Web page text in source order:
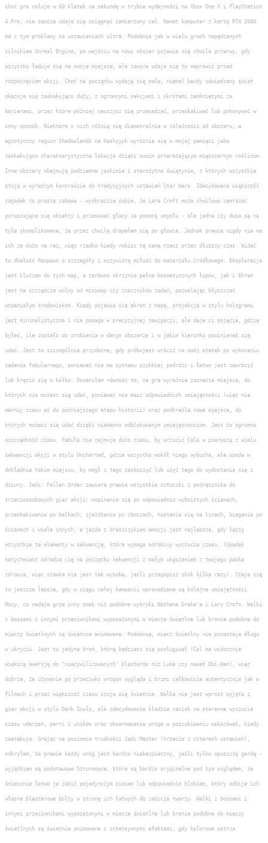
choć gra celuje w 60 klatek na sekundę w trybie wydajności na Xbox One X i PlayStation
4 Pro, nie zawsze udaje się osiągnąć zamierzony cel. Nawet komputer z kartą RTX 2080
ma z tym problemy na ustawieniach ultra. Podobnie jak w wielu grach napędzanych
silnikiem Unreal Engine, po wejściu na nowy obszar pojawia się chwila przerwy, gdy
wszystko ładuje się na swoje miejsce, ale zawsze udaje się to naprawić przed
rozpoczęciem akcji. Choć na początku wydają się małe, niemal każdy odwiedzany świat
okazuje się zaskakująco duży, z ogromnymi sekcjami i skrótami zamkniętymi za
barierami, przez które później nauczysz się przesadzać, przeskakiwać lub pokonywać w
inny sposób. Niektóre z nich różnią się diametralnie w zależności od obszaru, a
egzotyczny region Shadowlands na Kashyyyk wyróżnia się w mojej pamięci jako
zaskakująco charakterystyczna lokacja dzięki swoim przerażającym mięsożernym roślinom.
Inne obszary obejmują podziemne jaskinie i starożytne świątynie, z których wszystkie
stoją w wyraźnym kontraście do tradycyjnych ustawień Star Wars. Zdecydowana większość
zagadek to prosta zabawa - wyobraźcie sobie, że Lara Croft może chwilowo zamrażać
poruszające się obiekty i przesuwać głazy za pomocą umysłu - ale jedna czy dwie są na
tyle skomplikowane, że przez chwilę drapałem się po głowie. Jednak prawie nigdy nie ma
ich za dużo na raz, więc rzadko kiedy robisz tę samą rzecz przez dłuższy czas. Widać
tu dbałość Respawn o szczegóły i oczywistą miłość do materiału źródłowego. Eksploracja
jest kluczem do tych map, a zarówno skrzynie pełne kosmetycznych łupów, jak i Ekran
jest na szczęście wolny od minimap czy znaczników zadań, pozwalając błyszczeć
wspaniałym środowiskom. Kiedy pojawia się ekran z mapą, projekcja w stylu hologramu
jest minimalistyczna i nie pomaga w precyzyjnej nawigacji, ale daje ci pojęcie, gdzie
byłeś, ile zostało do zrobienia w danym obszarze i w jakim kierunku powinieneś się
udać. Jest to szczególnie przydatne, gdy próbujesz wrócić na swój statek po wykonaniu
zadania fabularnego, ponieważ nie ma systemu szybkiej podróży i łatwo jest zawrócić
lub kręcić się w kółko. Doceniłem również to, że gra wyraźnie zaznacza miejsca, do
których nie możesz się udać, ponieważ nie masz odpowiednich umiejętności (więc nie
marnuj czasu aż do późniejszego etapu historii) oraz podkreśla nowe miejsca, do
których możesz się udać dzięki niedawno odblokowanym umiejętnościom. Jest to ogromna
oszczędność czasu. Fabuła nie zajmuje dużo czasu, by wrzucić Cala w pierwszą z wielu
sekwencji akcji w stylu Uncharted, gdzie wszystko wokół niego wybucha, ale spada w
dokładnie takim miejscu, by mógł z tego zeskoczyć lub użyć tego do wydostania się z
dziury. Jedi: Fallen Order zawiera prawie wszystkie sztuczki z podręcznika do
trzecioosobowych gier akcji: wspinanie się po odpowiednio wyboistych ścianach,
przeskakiwanie po belkach, zjeżdżanie po zboczach, huśtanie się na linach, bieganie po
ścianach i wiele innych, a jazda z dreszczykiem emocji jest najlepsza, gdy łączy
wszystkie te elementy w sekwencję, która wymaga odrobiny wyczucia czasu. (Upadek
natychmiast odradza cię na początku sekwencji z małym ukąszeniem z twojego paska
zdrowia, więc stawka nie jest tak wysoka, jeśli przegapisz skok kilka razy). Staje się
to jeszcze lepsze, gdy w ciągu całej kampanii wprowadzane są kolejne umiejętności
Mocy, co nadaje grze inny smak niż podobne wybryki Nathana Drake'a i Lary Croft. Walki
z bossami i innymi przeciwnikami wyposażonymi w miecze świetlne lub bronie podobne do
mieczy świetlnych są świetnie animowane. Podobnie, miecz świetlny nie pozostaje długo
w ukryciu. Jest to jedyna broń, którą będziesz się posługiwał (Cal ma widocznie
większą awersję do "niecywilizowanych" blasterów niż Luke czy nawet Obi-Wan), więc
dobrze, że używanie go przeciwko wrogom wygląda i brzmi całkowicie autentycznie jak w
filmach i przez większość czasu czuje się świetnie. Walka nie jest wprost wyjęta z
gier akcji w stylu Dark Souls, ale zdecydowanie kładzie nacisk na staranne wyczucie
czasu uderzeń, parri i uników oraz obserwowanie wroga w poszukiwaniu wskazówek, kiedy
zaatakuje. Grając na poziomie trudności Jedi Master (trzecie z czterech ustawień),
odkryłem, że prawie każdy wróg jest bardzo niebezpieczny, jeśli tylko opuszczę gardę -
wyjątkiem są podstawowe Szturmowce, które są bardzo oryginalne pod tym względem, że
śmiesznie łatwo je zabić pojedynczym ciosem lub odpowiednim blokiem, który odbije ich
własne blasterowe bolty w stronę ich łatwych do zabicia twarzy. Walki z bossami i
innymi przeciwnikami wyposażonymi w miecze świetlne lub bronie podobne do mieczy
świetlnych są świetnie animowane z intensywnymi efektami, gdy kolorowe ostrza